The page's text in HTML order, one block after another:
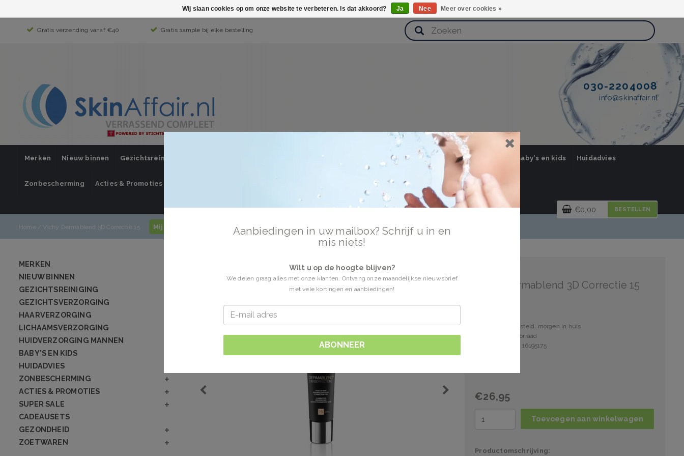
Gratis verzending vanaf €40 Gratis sample bij elke bestelling
030-2204008
info@skinaffair.nl
Merken Nieuw binnen Gezichtsreiniging Haarverzorging Lichaamsverzorging Huidverzorging Mannen Baby's en kids Huidadvies
Zonbescherming Acties & Promoties
€0,00 BESTELLEN
Home/ Vichy Dermablend 3D Correctie 15 Mijn account / inloggen
MERKEN
NIEUW BINNEN
GEZICHTSREINIGING
GEZICHTSVERZORGING
HAARVERZORGING
LICHAAMSVERZORGING
HUIDVERZORGING MANNEN
BABY'S EN KIDS
HUIDADVIES
ZONBESCHERMING
ACTIES & PROMOTIES
SUPER SALE
CADEAUSETS
GEZONDHEID
ZOETWAREN
Vichy Dermablend 3D Correctie 15
Voor 15:00 besteld, morgen in huis
2 stuks op voorraad
Artikelnummer: 16195175
€26,95
Toevoegen aan winkelwagen
Productomschrijving:
Aanbiedingen in uw mailbox? Schrijf u in en
mis niets!
Wilt u op de hoogte blijven?
We delen graag alles met onze klanten. Ontvang onze maandelijkse nieuwsbrief
met vele kortingen en aanbiedingen!
ABONNEER
Wij slaan cookies op om onze website te verbeteren. Is dat akkoord? Ja Nee Meer over cookies »